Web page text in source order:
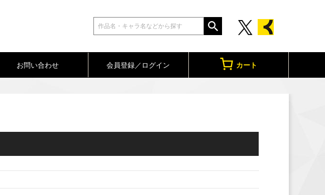
お問い合わせ 会員登録／ログイン カート